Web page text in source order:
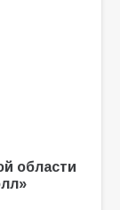
области